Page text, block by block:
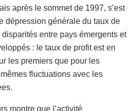
après le sommet de 1997, s’est
dépression générale du taux de
entre pays émergents et
: le taux de profit est en
les premiers que pour les
fluctuations avec les
montre que l’activité